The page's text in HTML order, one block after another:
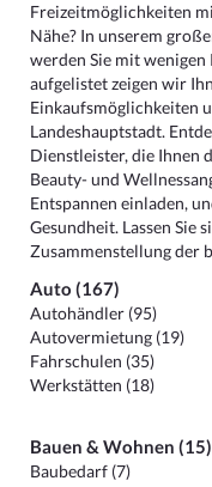
Freizeitmöglichkeiten
Nähe? In unserem
werden Sie mit
aufgelistet zeigen wir
Einkaufsmöglichkeiten
Landeshauptstadt.
Dienstleister, die Ihnen
Beauty- und
Entspannen einladen,
Gesundheit. Lassen Sie
Zusammenstellung der
Auto (167)
Autohändler (95)
Autovermietung (19)
Fahrschulen (35)
Werkstätten (18)
Bauen & Wohnen (15)
Baubedarf (7)